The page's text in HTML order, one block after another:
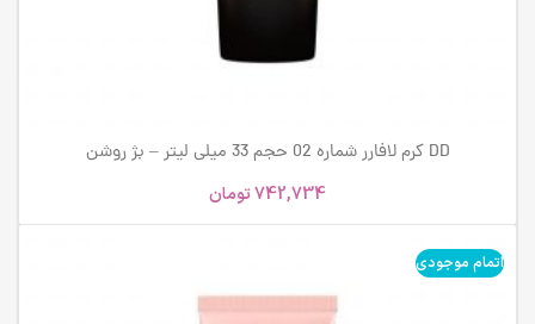
DD کرم لافارر شماره 02 حجم 33 میلی لیتر – بژ روشن
742,734تومان
اتمام موجودی